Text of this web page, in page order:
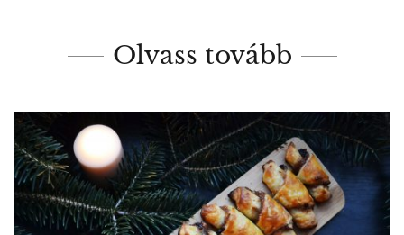
Olvass tovább